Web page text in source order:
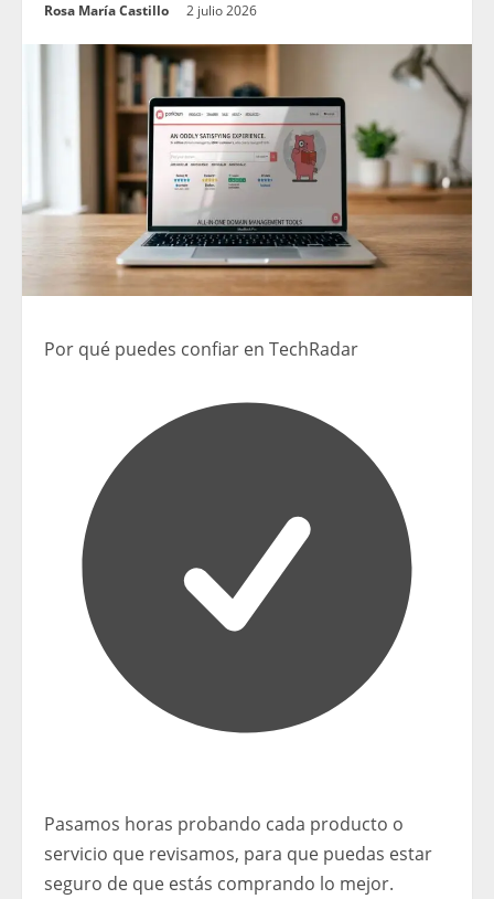
Rosa María Castillo 2 julio 2026
Por qué puedes confiar en TechRadar
Pasamos horas probando cada producto o
servicio que revisamos, para que puedas estar
seguro de que estás comprando lo mejor.